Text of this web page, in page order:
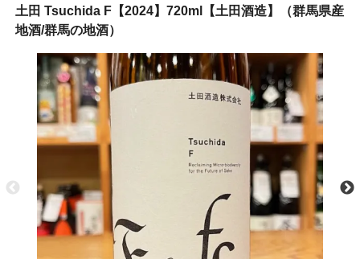
土田 Tsuchida F【2024】720ml【土田酒造】（群馬県産
地酒/群馬の地酒）